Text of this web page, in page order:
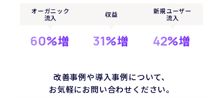
オーガニック
流入
60%増
収益
31%増
新規ユーザー
流入
42%増
改善事例や導入事例について、
お気軽にお問い合わせください。